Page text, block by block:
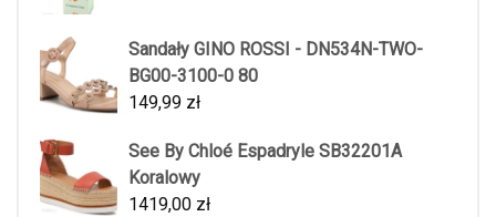
Sandały GINO ROSSI - DN534N-TWO-
BG00-3100-0 80
149,99 zł
See By Chloé Espadryle SB32201A
Koralowy
1419,00 zł